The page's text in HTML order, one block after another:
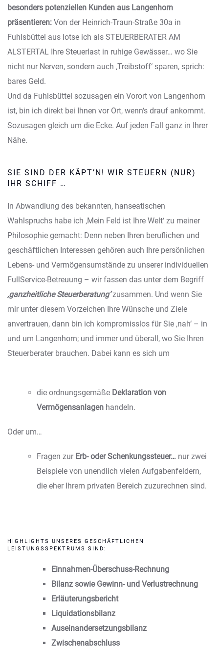
besonders potenziellen Kunden aus Langenhorn
präsentieren: Von der Heinrich-Traun-Straße 30a in
Fuhlsbüttel aus lotse ich als STEUERBERATER AM
ALSTERTAL Ihre Steuerlast in ruhige Gewässer… wo Sie
nicht nur Nerven, sondern auch ‚Treibstoff‘ sparen, sprich:
bares Geld.
Und da Fuhlsbüttel sozusagen ein Vorort von Langenhorn
ist, bin ich direkt bei Ihnen vor Ort, wenn‘s drauf ankommt.
Sozusagen gleich um die Ecke. Auf jeden Fall ganz in Ihrer
Nähe.
SIE SIND DER KÄPT’N! WIR STEUERN (NUR)
IHR SCHIFF …
In Abwandlung des bekannten, hanseatischen
Wahlspruchs habe ich ‚Mein Feld ist Ihre Welt‘ zu meiner
Philosophie gemacht: Denn neben Ihren beruflichen und
geschäftlichen Interessen gehören auch Ihre persönlichen
Lebens- und Vermögensumstände zu unserer individuellen
FullService-Betreuung – wir fassen das unter dem Begriff
‚ganzheitliche Steuerberatung‘zusammen. Und wenn Sie
mir unter diesem Vorzeichen Ihre Wünsche und Ziele
anvertrauen, dann bin ich kompromisslos für Sie ‚nah‘ – in
und um Langenhorn; und immer und überall, wo Sie Ihren
Steuerberater brauchen. Dabei kann es sich um
die ordnungsgemäße Deklaration von
Vermögensanlagen handeln.
Oder um…
Fragen zur Erb- oder Schenkungssteuer… nur zwei
Beispiele von unendlich vielen Aufgabenfeldern,
die eher Ihrem privaten Bereich zuzurechnen sind.
HIGHLIGHTS UNSERES GESCHÄFTLICHEN
LEISTUNGSSPEKTRUMS SIND:
Einnahmen-Überschuss-Rechnung
Bilanz sowie Gewinn- und Verlustrechnung
Erläuterungsbericht
Liquidationsbilanz
Auseinandersetzungsbilanz
Zwischenabschluss